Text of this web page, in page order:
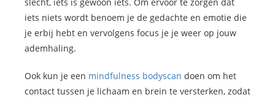
iets niets wordt benoem je de gedachte en emotie die
je erbij hebt en vervolgens focus je je weer op jouw
ademhaling.
Ook kun je een mindfulness bodyscan doen om het
contact tussen je lichaam en brein te versterken, zodat